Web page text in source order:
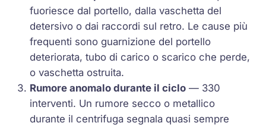
fuoriesce dal portello, dalla vaschetta del
detersivo o dai raccordi sul retro. Le cause più
frequenti sono guarnizione del portello
deteriorata, tubo di carico o scarico che perde,
o vaschetta ostruita.
Rumore anomalo durante il ciclo — 330
interventi. Un rumore secco o metallico
durante il centrifuga segnala quasi sempre